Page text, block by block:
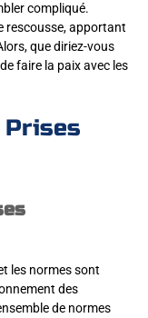
compliqué.
rescousse, apportant
que diriez-vous
faire la paix avec les
Prises
les normes sont
des
de normes